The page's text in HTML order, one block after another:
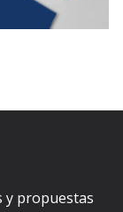
y propuestas